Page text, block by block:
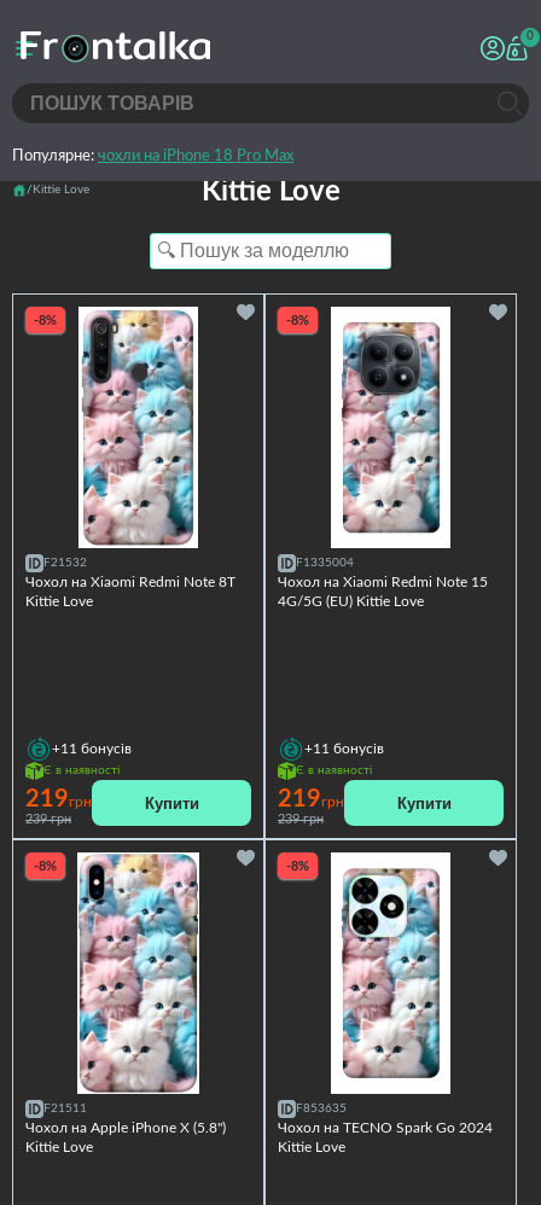
0
Популярне: чохли на iPhone 18 Pro Max
Kittie Love Kittie Love
-8%
F21532
Чохол на Xiaomi Redmi Note 8T
Kittie Love
+11 бонусів
Є в наявності
219грн
239 грн
Купити
-8%
F1335004
Чохол на Xiaomi Redmi Note 15
4G/5G (EU) Kittie Love
+11 бонусів
Є в наявності
219грн
239 грн
Купити
-8%
F21511
Чохол на Apple iPhone X (5.8")
Kittie Love
-8%
F853635
Чохол на TECNO Spark Go 2024
Kittie Love